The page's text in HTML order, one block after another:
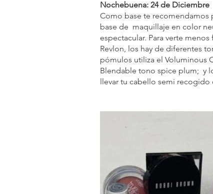
Nochebuena: 24 de Diciembre
Como base te recomendamos
base de  maquillaje en color
espectacular. Para verte
Revlon, los hay de diferentes
pómulos utiliza el Voluminous
Blendable tono spice plum;  y
llevar tu cabello semi